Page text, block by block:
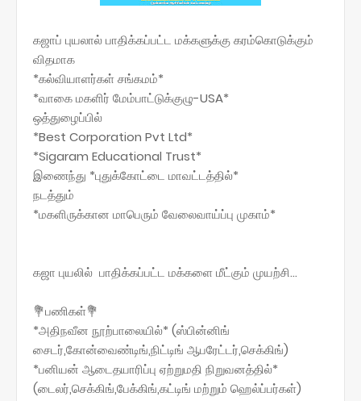
கஜாப் புயலால் பாதிக்கப்பட்ட மக்களுக்கு கரம்கொடுக்கும்
விதமாக
*கல்வியாளர்கள் சங்கமம்*
*வாகை மகளிர் மேம்பாட்டுக்குழு-USA*
ஒத்துழைப்பில்
*Best Corporation Pvt Ltd*
*Sigaram Educational Trust*
இணைந்து *புதுக்கோட்டை மாவட்டத்தில்*
நடத்தும்
*மகளிருக்கான மாபெரும் வேலைவாய்ப்பு முகாம்*
கஜா புயலில் பாதிக்கப்பட்ட மக்களை மீட்கும் முயற்சி...
💐பணிகள்💐
*அதிநவீன நூற்பாலையில்* (ஸ்பின்னிங்
சைடர்,கோன்வைண்டிங்,நிட்டிங் ஆபரேட்டர்,செக்கிங்)
*பனியன் ஆடைதயாரிப்பு ஏற்றுமதி நிறுவனத்தில்*
(டைலர்,செக்கிங்,பேக்கிங்,கட்டிங் மற்றும் ஹெல்ப்பர்கள்)